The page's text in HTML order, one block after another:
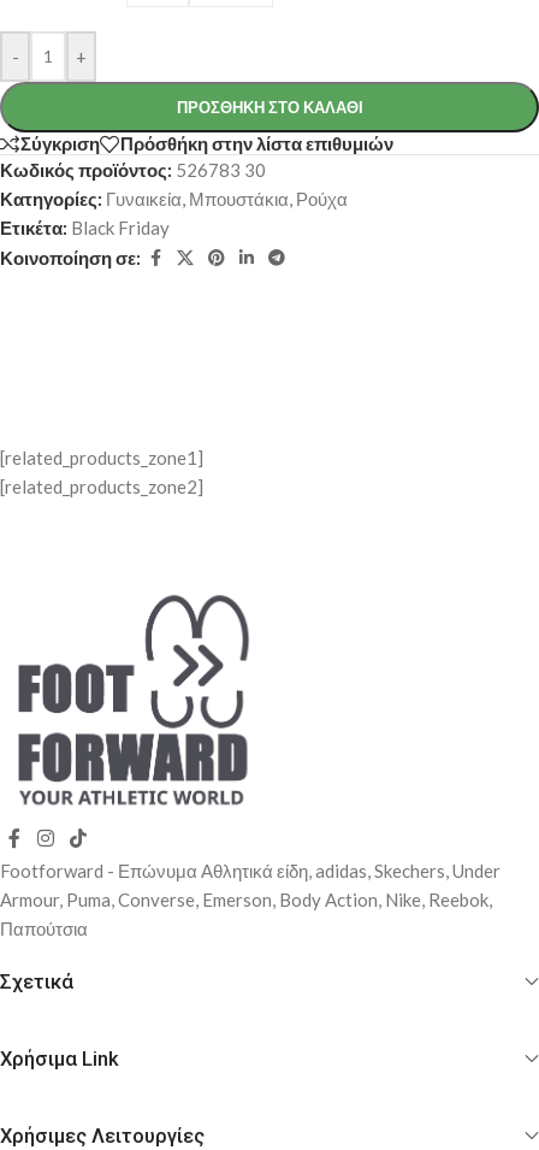
- +
ΠΡΟΣΘΉΚΗ ΣΤΟ ΚΑΛΆΘΙ
Σύγκριση
Πρόσθήκη στην λίστα επιθυμιών
Κωδικός προϊόντος: 526783 30
Κατηγορίες: Γυναικεία Μπουστάκια Ρούχα
Ετικέτα: Black Friday
Κοινοποίηση σε:
[related_products_zone1]
[related_products_zone2]
Footforward - Επώνυμα Αθλητικά είδη, adidas, Skechers, Under
Αrmour, Puma, Converse, Emerson, Body Action, Nike, Reebok,
Παπούτσια
Σχετικά
Χρήσιμα Link
Χρήσιμες Λειτουργίες